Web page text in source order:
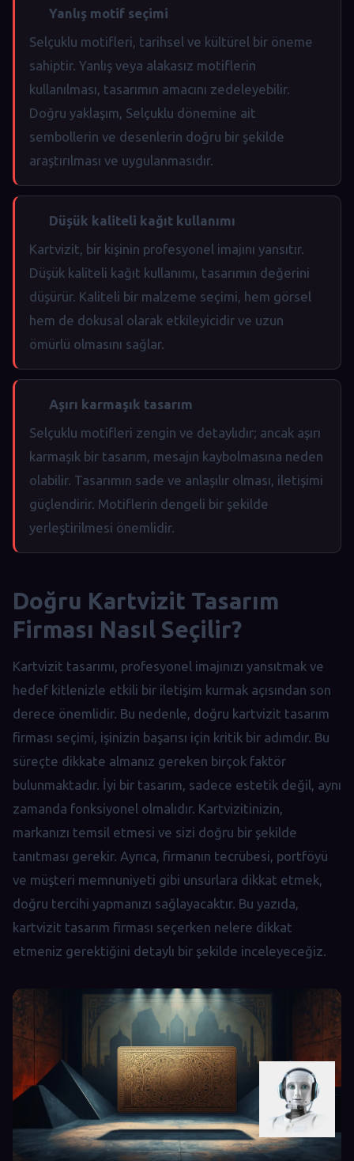
Yanlış motif seçimi
Selçuklu motifleri, tarihsel ve kültürel bir öneme
sahiptir. Yanlış veya alakasız motiflerin
kullanılması, tasarımın amacını zedeleyebilir.
Doğru yaklaşım, Selçuklu dönemine ait
sembollerin ve desenlerin doğru bir şekilde
araştırılması ve uygulanmasıdır.
Düşük kaliteli kağıt kullanımı
Kartvizit, bir kişinin profesyonel imajını yansıtır.
Düşük kaliteli kağıt kullanımı, tasarımın değerini
düşürür. Kaliteli bir malzeme seçimi, hem görsel
hem de dokusal olarak etkileyicidir ve uzun
ömürlü olmasını sağlar.
Aşırı karmaşık tasarım
Selçuklu motifleri zengin ve detaylıdır; ancak aşırı
karmaşık bir tasarım, mesajın kaybolmasına neden
olabilir. Tasarımın sade ve anlaşılır olması, iletişimi
güçlendirir. Motiflerin dengeli bir şekilde
yerleştirilmesi önemlidir.
Doğru Kartvizit Tasarım
Firması Nasıl Seçilir?
Kartvizit tasarımı, profesyonel imajınızı yansıtmak ve
hedef kitlenizle etkili bir iletişim kurmak açısından son
derece önemlidir. Bu nedenle, doğru kartvizit tasarım
firması seçimi, işinizin başarısı için kritik bir adımdır. Bu
süreçte dikkate almanız gereken birçok faktör
bulunmaktadır. İyi bir tasarım, sadece estetik değil, aynı
zamanda fonksiyonel olmalıdır. Kartvizitinizin,
markanızı temsil etmesi ve sizi doğru bir şekilde
tanıtması gerekir. Ayrıca, firmanın tecrübesi, portföyü
ve müşteri memnuniyeti gibi unsurlara dikkat etmek,
doğru tercihi yapmanızı sağlayacaktır. Bu yazıda,
kartvizit tasarım firması seçerken nelere dikkat
etmeniz gerektiğini detaylı bir şekilde inceleyeceğiz.